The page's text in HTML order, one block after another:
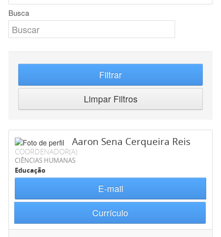
Busca
Filtrar
Limpar Filtros
Aaron Sena Cerqueira Reis
COORDENADOR(A)
CIÊNCIAS HUMANAS
Educação
E-mail
Currículo